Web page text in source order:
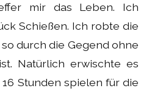
mir das Leben. Ich
Schießen. Ich robte die
durch die Gegend ohne
Natürlich erwischte es
Stunden spielen für die